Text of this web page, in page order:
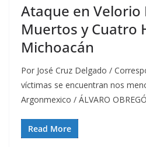
Ataque en Velorio
Muertos y Cuatro
Michoacán
Por José Cruz Delgado /
víctimas se encuentran nos
Argonmexico / ÁLVARO
Read More